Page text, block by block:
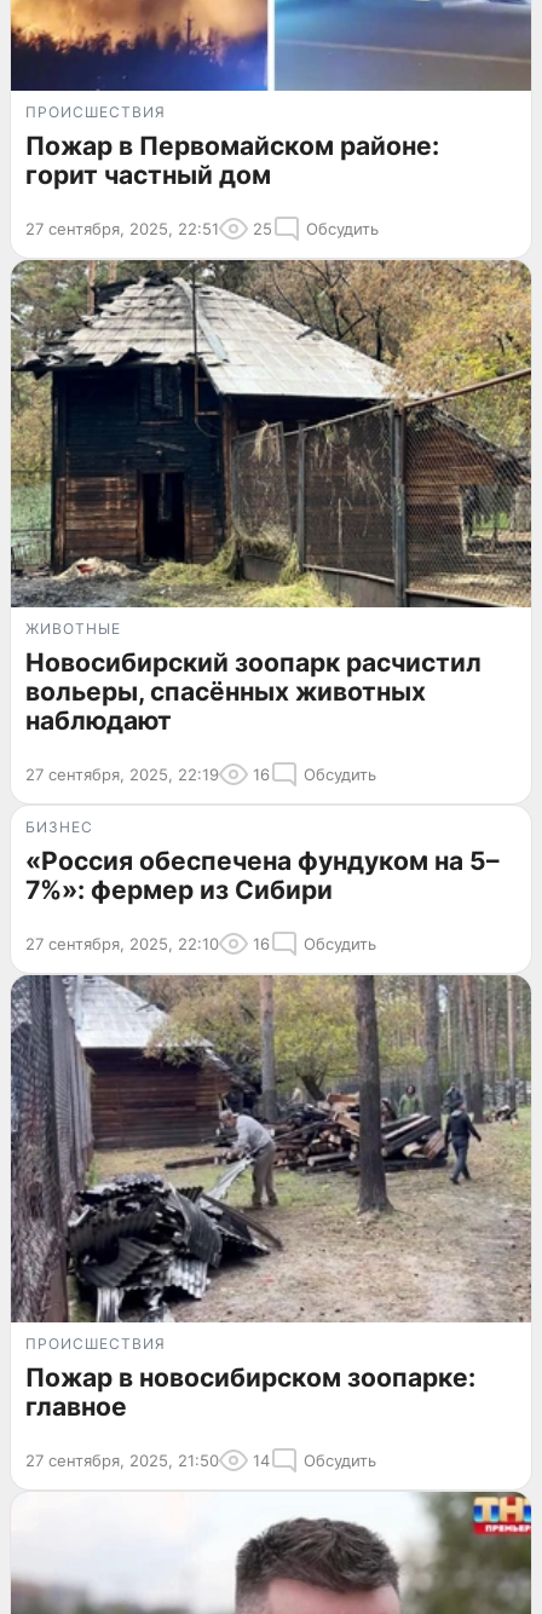
ПРОИСШЕСТВИЯ
Пожар в Первомайском районе:
горит частный дом
27 сентября, 2025, 22:51 25 Обсудить
ЖИВОТНЫЕ
Новосибирский зоопарк расчистил
вольеры, спасённых животных
наблюдают
27 сентября, 2025, 22:19 16 Обсудить
БИЗНЕС
«Россия обеспечена фундуком на 5–
7%»: фермер из Сибири
27 сентября, 2025, 22:10 16 Обсудить
ПРОИСШЕСТВИЯ
Пожар в новосибирском зоопарке:
главное
27 сентября, 2025, 21:50 14 Обсудить